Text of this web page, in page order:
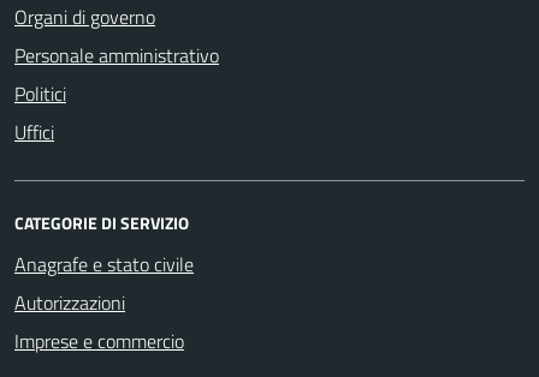
Organi di governo
Personale amministrativo
Politici
Uffici
CATEGORIE DI SERVIZIO
Anagrafe e stato civile
Autorizzazioni
Imprese e commercio